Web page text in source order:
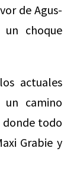
de Agus-
choque
actuales
camino
donde todo
Grabie y